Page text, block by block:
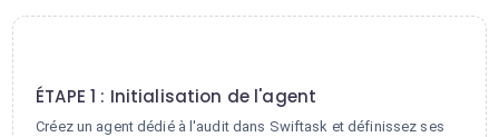
ÉTAPE 1 : Initialisation de l'agent
Créez un agent dédié à l'audit dans Swiftask et définissez ses